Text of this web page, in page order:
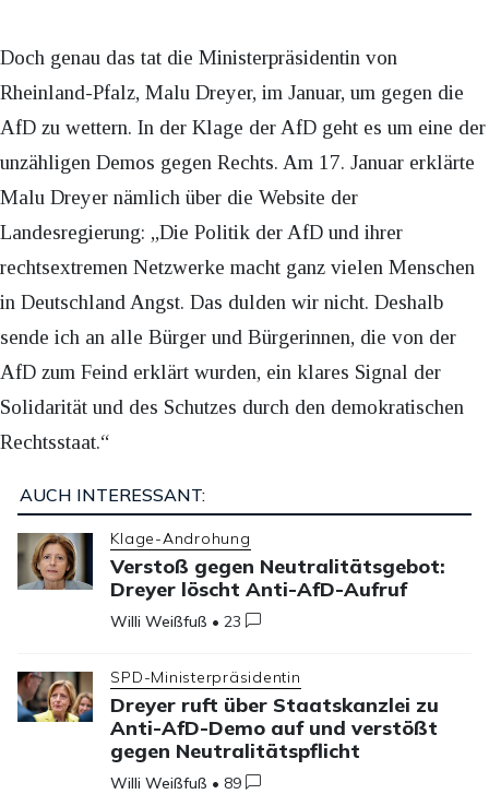
Doch genau das tat die Ministerpräsidentin von
Rheinland-Pfalz, Malu Dreyer, im Januar, um gegen die
AfD zu wettern. In der Klage der AfD geht es um eine der
unzähligen Demos gegen Rechts. Am 17. Januar erklärte
Malu Dreyer nämlich über die Website der
Landesregierung: „Die Politik der AfD und ihrer
rechtsextremen Netzwerke macht ganz vielen Menschen
in Deutschland Angst. Das dulden wir nicht. Deshalb
sende ich an alle Bürger und Bürgerinnen, die von der
AfD zum Feind erklärt wurden, ein klares Signal der
Solidarität und des Schutzes durch den demokratischen
Rechtsstaat.“
AUCH INTERESSANT:
Klage-Androhung
Verstoß gegen Neutralitätsgebot:
Dreyer löscht Anti-AfD-Aufruf
Willi Weißfuß •23
SPD-Ministerpräsidentin
Dreyer ruft über Staatskanzlei zu
Anti-AfD-Demo auf und verstößt
gegen Neutralitätspflicht
Willi Weißfuß • 89